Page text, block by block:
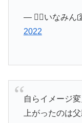
— 😶‍🌫️いなみん
2022
自らイメージ
上がったのは